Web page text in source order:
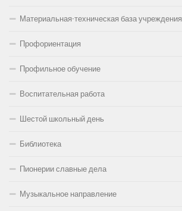
Материальная-техническая база учреждения
Профориентация
Профильное обучение
Воспитательная работа
Шестой школьный день
Библиотека
Пионерии славные дела
Музыкальное направление